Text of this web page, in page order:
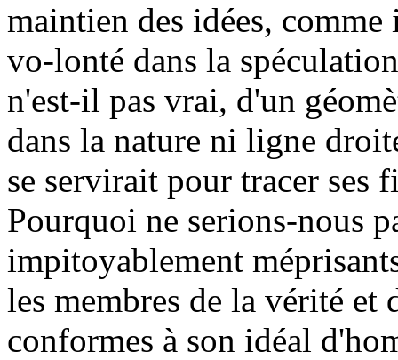
maintien des idées,
vo-lonté dans la
n'est-il pas vrai, d'un
dans la nature ni ligne
se servirait pour tracer ses
Pourquoi ne serions-nous
impitoyablement
les membres de la vérité et
conformes à son idéal